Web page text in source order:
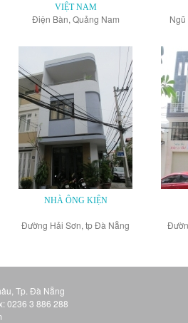
VIỆT NAM
Điện Bàn, Quảng Nam
NHÀ ÔNG KIỆN
Đường Hải Sơn, tp Đà Nẵng
Tp. Đà Nẵng
0236 3 886 288